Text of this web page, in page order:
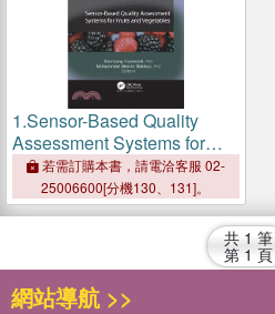
1.Sensor-Based Quality
Assessment Systems for
Fruits and Vegetables
若需訂購本書，請電洽客服 02-
25006600[分機130、131]。
共 1 筆
第 1 頁
網站導航 >>